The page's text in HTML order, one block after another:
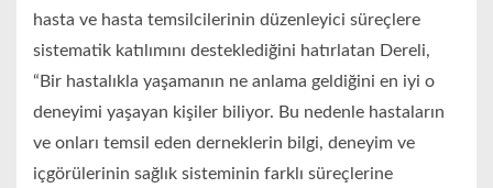
hasta ve hasta temsilcilerinin düzenleyici süreçlere
sistematik katılımını desteklediğini hatırlatan Dereli,
“Bir hastalıkla yaşamanın ne anlama geldiğini en iyi o
deneyimi yaşayan kişiler biliyor. Bu nedenle hastaların
ve onları temsil eden derneklerin bilgi, deneyim ve
içgörülerinin sağlık sisteminin farklı süreçlerine